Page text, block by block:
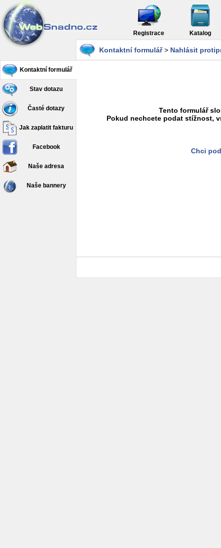
Registrace Katalog
Kontaktní formulář
Stav dotazu
Časté dotazy
Jak zaplatit fakturu
Facebook
Naše adresa
Naše bannery
Kontaktní formulář> Nahlásit
Tento formulář
Pokud nechcete podat stížnost,
Chci